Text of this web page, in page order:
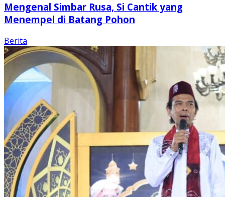
Mengenal Simbar Rusa, Si Cantik yang
Menempel di Batang Pohon
Berita